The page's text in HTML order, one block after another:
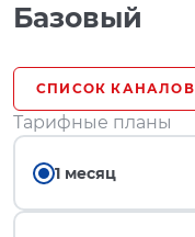
Базовый
СПИСОК КАНАЛОВ
Тарифные планы
1 месяц